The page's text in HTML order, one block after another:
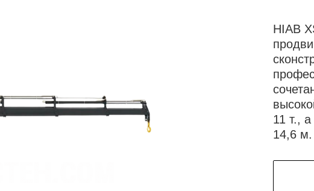
HIAB
11 т.,
14,6 м.